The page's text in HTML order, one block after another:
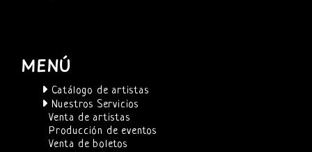
MENÚ
Catálogo de artistas
Nuestros Servicios
Venta de artistas
Producción de eventos
Venta de boletos